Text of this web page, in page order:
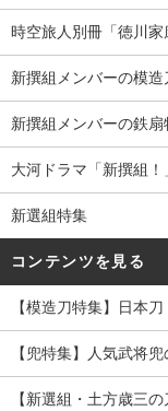
時空旅人別冊「徳川家
新撰組メンバーの模造
新撰組メンバーの鉄扇
大河ドラマ「新撰組！
新選組特集
コンテンツを見る
【模造刀特集】日本
【兜特集】人気武将
【新選組・土方歳三